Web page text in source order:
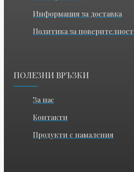
Информация за доставка
Политика за поверителност
ПОЛЕЗНИ ВРЪЗКИ
За нас
Контакти
Продукти с намаления